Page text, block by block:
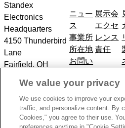
Standex
Electronics
Headquarters
4150 Thunderbird
Lane
Fairfield, OH
+1.866.782.6339
ゲ
ー
シ
ョ
ン
に
ニュー
ス
事業所
所在地
お問い
展示会
エクセ
レンス
責任
著作権
法務プライバシーポリ
We value your privacy
We use cookies to improve your
traffic, and personalize content. By
Cookies," you agree to their use.